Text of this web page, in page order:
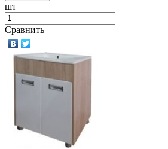
шт
Сравнить